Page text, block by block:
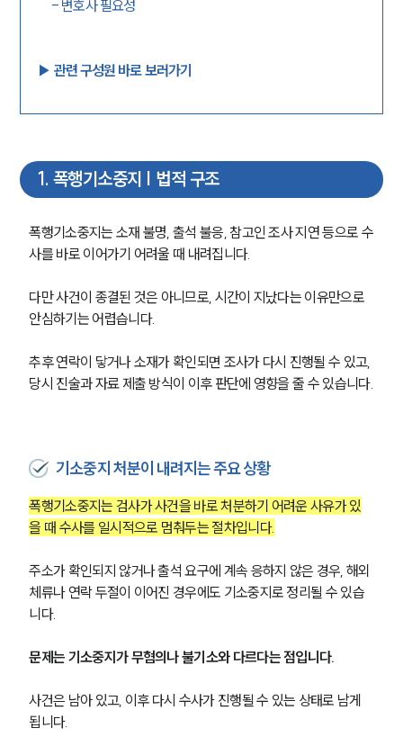
- 변호사 필요성
▶︎ 관련 구성원 바로 보러가기
1 . 폭행기소중지 | 법적 구조
폭행기소중지는 소재 불명, 출석 불응, 참고인 조사 지연 등으로 수
사를 바로 이어가기 어려울 때 내려집니다.
다만 사건이 종결된 것은 아니므로, 시간이 지났다는 이유만으로
안심하기는 어렵습니다.
추후 연락이 닿거나 소재가 확인되면 조사가 다시 진행될 수 있고,
당시 진술과 자료 제출 방식이 이후 판단에 영향을 줄 수 있습니다.
기소중지 처분이 내려지는 주요 상황
폭행기소중지는 검사가 사건을 바로 처분하기 어려운 사유가 있
을 때 수사를 일시적으로 멈춰두는 절차입니다.
주소가 확인되지 않거나 출석 요구에 계속 응하지 않은 경우, 해외
체류나 연락 두절이 이어진 경우에도 기소중지로 정리될 수 있습
니다.
문제는 기소중지가 무혐의나 불기소와 다르다는 점입니다.
사건은 남아 있고, 이후 다시 수사가 진행될 수 있는 상태로 남게
됩니다.